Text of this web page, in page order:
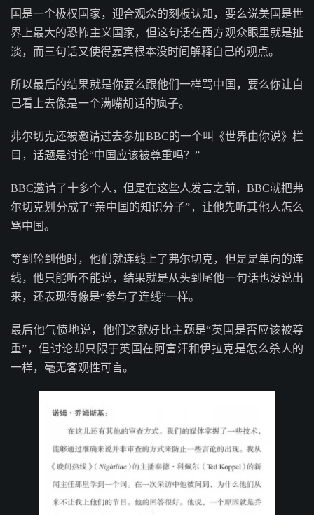
国是一个极权国家，迎合观众的刻板认知，要么说美国是世
界上最大的恐怖主义国家，但这句话在西方观众眼里就是扯
淡，而三句话又使得嘉宾根本没时间解释自己的观点。
所以最后的结果就是你要么跟他们一样骂中国，要么你让自
己看上去像是一个满嘴胡话的疯子。
弗尔切克还被邀请过去参加BBC的一个叫《世界由你说》栏
目，话题是讨论“中国应该被尊重吗？”
BBC邀请了十多个人，但是在这些人发言之前，BBC就把弗
尔切克划分成了“亲中国的知识分子”，让他先听其他人怎么
骂中国。
等到轮到他时，他们就连线上了弗尔切克，但是是单向的连
线，他只能听不能说，结果就是从头到尾他一句话也没说出
来，还表现得像是“参与了连线”一样。
最后他气愤地说，他们这就好比主题是“英国是否应该被尊
重”，但讨论却只限于英国在阿富汗和伊拉克是怎么杀人的
一样，毫无客观性可言。